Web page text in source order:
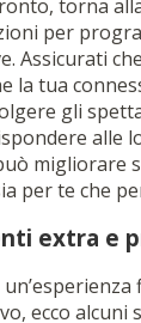
torna
per
Assicurati
la tua
gli
alle
migliorare
per te che
extra e
ecco alcuni